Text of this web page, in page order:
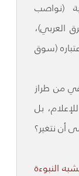
(نواصب
العربي)،
(سوق
من طراز
بل
نتغير؟
النبوءة